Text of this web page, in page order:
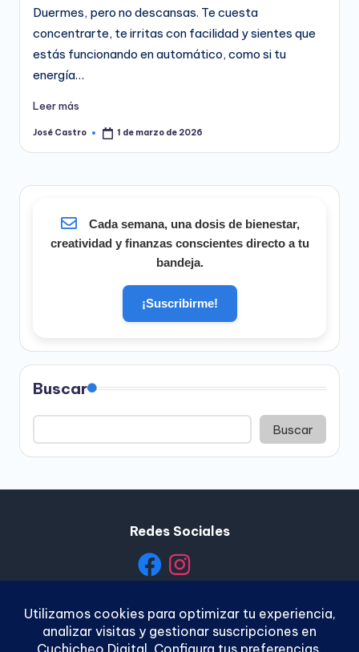
Duermes, pero no descansas. Te cuesta
concentrarte, te irritas con facilidad y sientes que
estás funcionando en automático, como si tu
energía…
Leer más
Publicado
José Castro 1 de marzo de 2026
Cada semana, una dosis de bienestar,
creatividad y finanzas conscientes directo a tu
bandeja.
¡Suscribirme!
Buscar
Buscar
Redes Sociales
Política de Privacidad | Política de Cookies Términos y